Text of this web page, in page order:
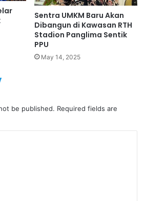
Sentra UMKM Baru Akan
Dibangun di Kawasan RTH
Stadion Panglima Sentik
PPU
May 14, 2025
be published. Required fields are